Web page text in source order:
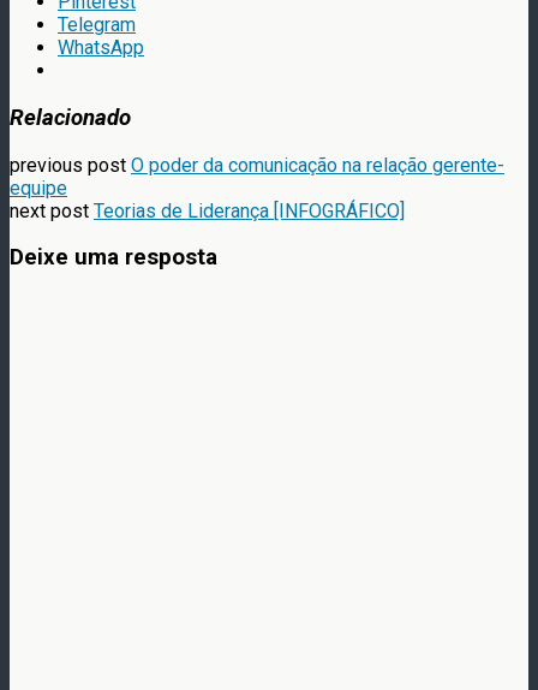
Telegram
WhatsApp
Relacionado
previous post O poder da comunicação na relação gerente-
equipe
next post Teorias de Liderança [INFOGRÁFICO]
Deixe uma resposta